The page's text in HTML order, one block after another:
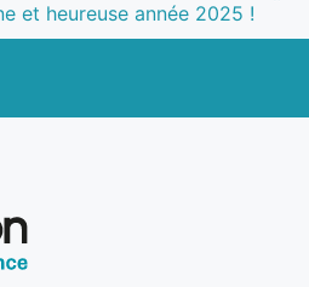
et heureuse année 2025 !